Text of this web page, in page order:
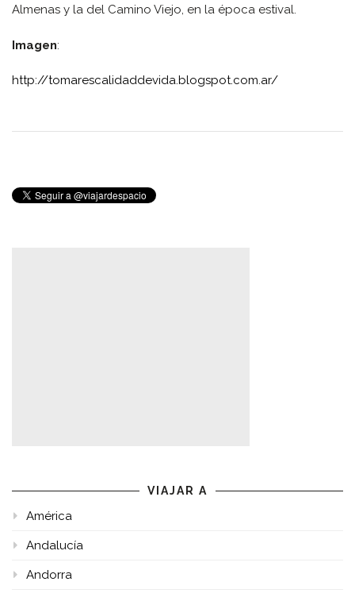
Almenas y la del Camino Viejo, en la época estival.
Imagen:
http://tomarescalidaddevida.blogspot.com.ar/
VIAJAR A
América
Andalucía
Andorra